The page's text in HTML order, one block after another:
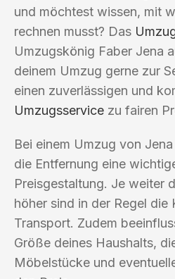
und möchtest wissen, mit
rechnen musst? Das
Umzugskönig Faber Jena
deinem Umzug gerne zur
einen zuverlässigen und
Umzugsservice zu fairen
Bei einem Umzug von
die Entfernung eine
Preisgestaltung. Je weiter
höher sind in der Regel die
Transport. Zudem
Größe deines Haushalts,
Möbelstücke und